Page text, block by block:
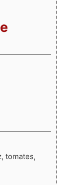
tomates,